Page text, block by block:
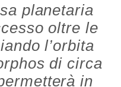
planetaria
oltre le
l’orbita
di circa
in